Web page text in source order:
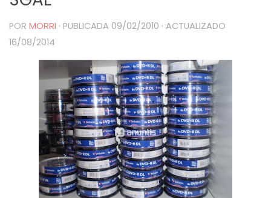
POR MORRI · PUBLICADA 09/02/2010 · ACTUALIZADO
16/08/2014